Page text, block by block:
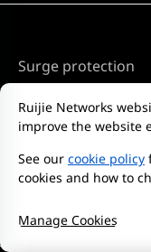
Surge protection
Software
Basic
Ruijie Networks
improve the website
See our cookie policy
cookies and how to
Manage Cookies